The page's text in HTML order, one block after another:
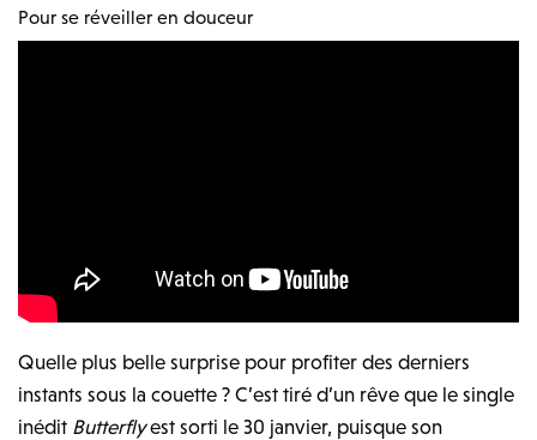
Pour se réveiller en douceur
Quelle plus belle surprise pour profiter des derniers
instants sous la couette ? C’est tiré d’un rêve que le single
inédit Butterflyest sorti le 30 janvier, puisque son